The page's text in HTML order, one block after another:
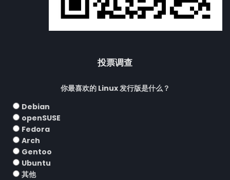
投票调查
你最喜欢的 Linux 发行版是什么？
Debian
openSUSE
Fedora
Arch
Gentoo
Ubuntu
其他